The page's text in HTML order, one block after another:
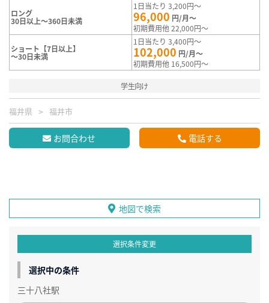
ロング
30日以上～360日未満
1日当たり 3,200円～
96,000 円/月～
初期費用他 22,000円～
ショート【7日以上】
～30日未満
1日当たり 3,400円～
102,000 円/月～
初期費用他 16,500円～
学生向け
福井県 福井市
お問合わせ 電話する
地図で検索
選択条件変更
選択中の条件
三十八社駅